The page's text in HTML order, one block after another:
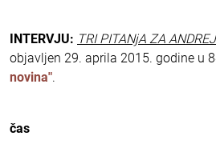
INTERVJU: TRI PITANjA ZA
objavljen 29. aprila 2015. godine u
novina".
čas